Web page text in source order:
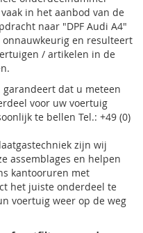
in het aanbod van de
naar "DPF Audi A4"
onnauwkeurig en resulteert
/ artikelen in de
dat u meteen
voor uw voertuig
te bellen Tel.: +49 (0)
zijn wij
assemblages en helpen
kantooruren met
het juiste onderdeel te
voertuig weer op de weg